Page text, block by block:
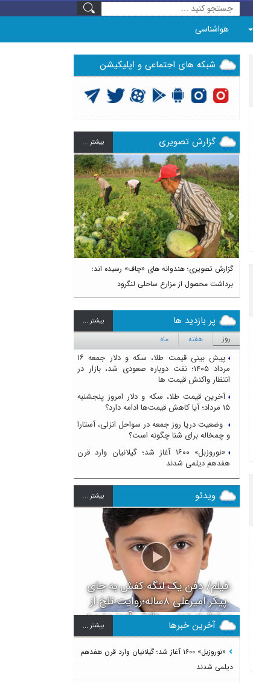
هواشناسی
شبکه های اجتماعی و اپلیکیشن
گزارش تصویری بيشتر ...
گزارش تصویری؛ هندوانه های «چاف» رسیده اند؛
برداشت محصول از مزارع ساحلی لنگرود
Previous Next
پر بازدید ها بيشتر ...
روز هفته ماه
پیش بینی قیمت طلا، سکه و دلار جمعه ۱۶
مرداد ۱۴۰۵؛ نفت دوباره صعودی شد، بازار در
انتظار واکنش قیمت ها
آخرین قیمت طلا، سکه و دلار امروز پنجشنبه
۱۵ مرداد؛ آیا کاهش قیمت‌ها ادامه دارد؟
وضعیت دریا روز جمعه در سواحل انزلی، آستارا
و چمخاله برای شنا چگونه است؟
«نوروزبل» ۱۶۰۰ آغاز شد؛ گیلانیان وارد قرن
هفدهم دیلمی شدند
ویدئو بيشتر ...
فیلم/ دفن یک لنگه کفش به جای
پیکر امیرعلی ۸ساله؛روایت تلخ از
سرنوشت دومین دانش آموز مدرسه
میناب بعد از ماکان
آخرین خبرها بيشتر ...
«نوروزبل» ۱۶۰۰ آغاز شد؛ گیلانیان وارد قرن هفدهم
دیلمی شدند